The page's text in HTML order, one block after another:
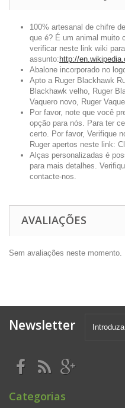
100% artesanal de chifre
que é? É um animal muito
verificar neste link wiki
assunto: http://
Abalone incorporado no
Apto a Ruger Blackhawk
Blackhawk velho, Ruger
Vaquero novo, Ruger
Por favor, note que você
opção para nós. Para ter
certo. Por favor, Verifique
Ruger apertos neste link:
Alças personalizadas é
para mais detalhes.
contacte-nos.
AVALIAÇÕES
Sem avaliações neste momento.
Newsletter
Categorias